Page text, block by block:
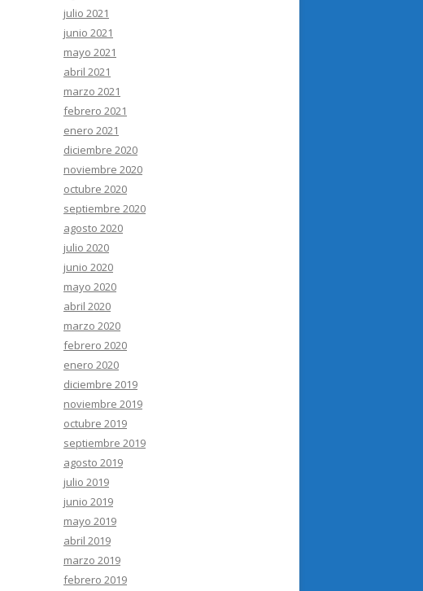
julio 2021
junio 2021
mayo 2021
abril 2021
marzo 2021
febrero 2021
enero 2021
diciembre 2020
noviembre 2020
octubre 2020
septiembre 2020
agosto 2020
julio 2020
junio 2020
mayo 2020
abril 2020
marzo 2020
febrero 2020
enero 2020
diciembre 2019
noviembre 2019
octubre 2019
septiembre 2019
agosto 2019
julio 2019
junio 2019
mayo 2019
abril 2019
marzo 2019
febrero 2019